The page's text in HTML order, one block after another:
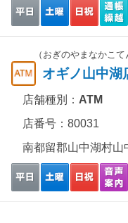
（おぎのやまなかこ
オギノ山中湖
店舗種別： ATM
店番号：80031
南都留郡山中湖村山